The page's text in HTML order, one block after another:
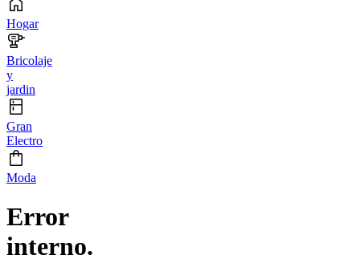
Hogar
Bricolaje
y
jardin
Gran
Electro
Moda
Error
interno.